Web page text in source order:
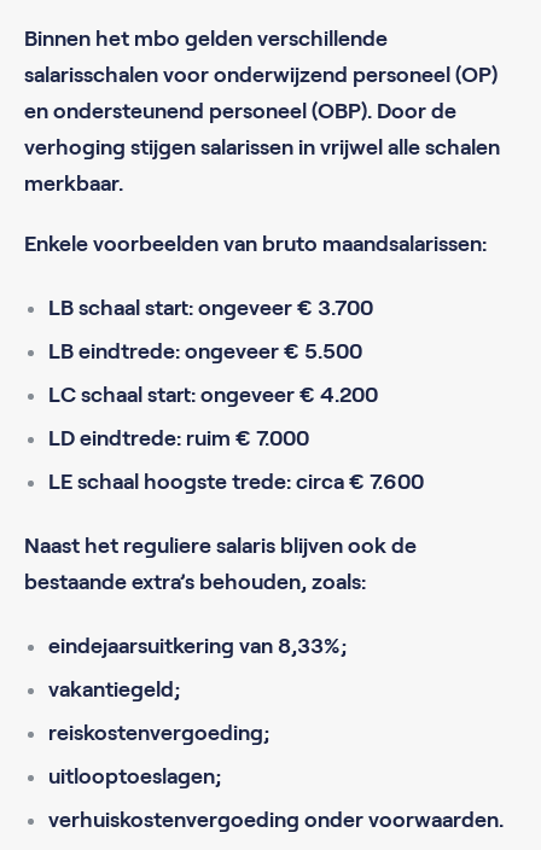
Binnen het mbo gelden verschillende
salarisschalen voor onderwijzend personeel (OP)
en ondersteunend personeel (OBP). Door de
verhoging stijgen salarissen in vrijwel alle schalen
merkbaar.
Enkele voorbeelden van bruto maandsalarissen:
LB schaal start: ongeveer € 3.700
LB eindtrede: ongeveer € 5.500
LC schaal start: ongeveer € 4.200
LD eindtrede: ruim € 7.000
LE schaal hoogste trede: circa € 7.600
Naast het reguliere salaris blijven ook de
bestaande extra’s behouden, zoals:
eindejaarsuitkering van 8,33%;
vakantiegeld;
reiskostenvergoeding;
uitlooptoeslagen;
verhuiskostenvergoeding onder voorwaarden.